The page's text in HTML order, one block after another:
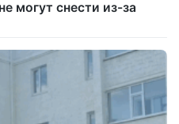
могут снести из-за